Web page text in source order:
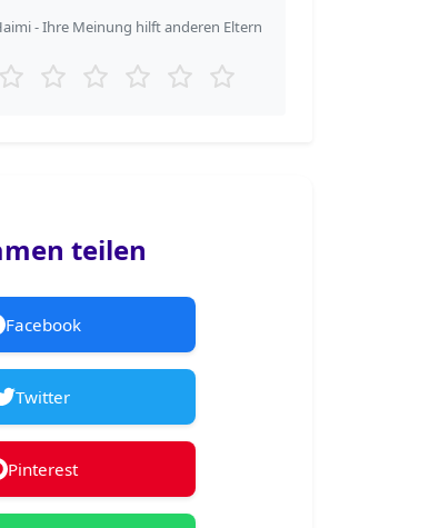
- Ihre Meinung hilft anderen Eltern
teilen
Facebook
Twitter
Pinterest